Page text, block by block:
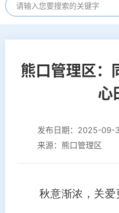
熊口管理区：
心
发布日期：2025-09-
来源：熊口管理区
秋意渐浓，关爱